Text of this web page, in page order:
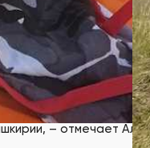
условиях в
в работу
некоторых
опыт, мы судьи 3-й
проходит в Бакале,
– отмечает